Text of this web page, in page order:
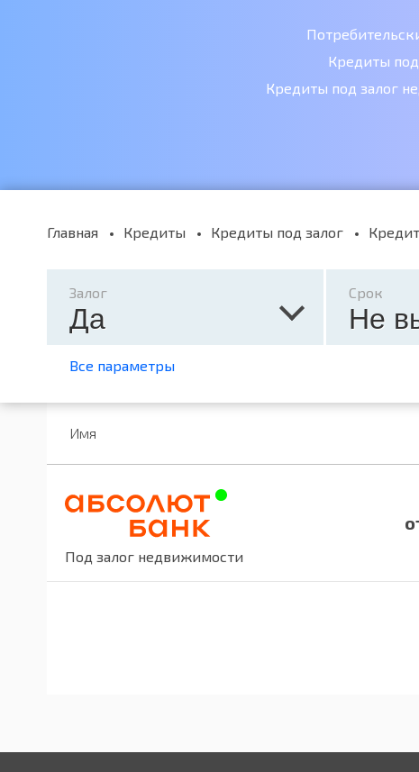
Кредиты
Кредиты под залог
Главная Кредиты Кредиты под залог
Залог
Да
Срок
Не
Все параметры
Имя
Под залог недвижимости